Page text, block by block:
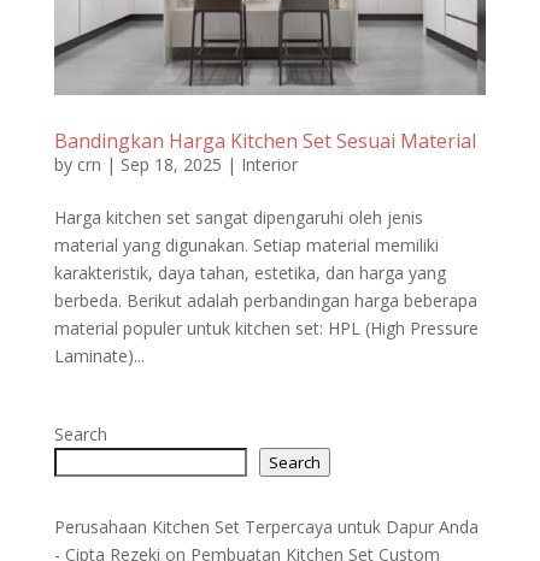
Bandingkan Harga Kitchen Set Sesuai Material
by crn | Sep 18, 2025 | Interior
Harga kitchen set sangat dipengaruhi oleh jenis
material yang digunakan. Setiap material memiliki
karakteristik, daya tahan, estetika, dan harga yang
berbeda. Berikut adalah perbandingan harga beberapa
material populer untuk kitchen set: HPL (High Pressure
Laminate)...
Search
Search
Perusahaan Kitchen Set Terpercaya untuk Dapur Anda
- Cipta Rezeki on Pembuatan Kitchen Set Custom